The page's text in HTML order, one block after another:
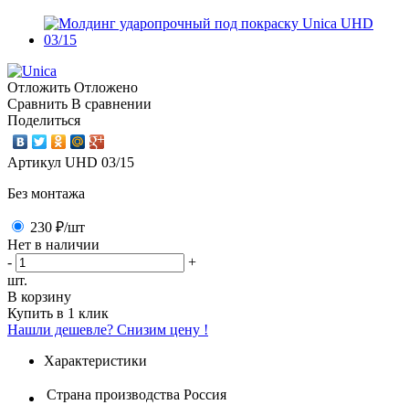
Отложить Отложено
Сравнить В сравнении
Поделиться
Артикул UHD 03/15
Без монтажа
230 ₽/шт
Нет в наличии
-
+
шт.
В корзину
Купить в 1 клик
Нашли дешевле? Снизим цену !
Характеристики
Страна производства Россия